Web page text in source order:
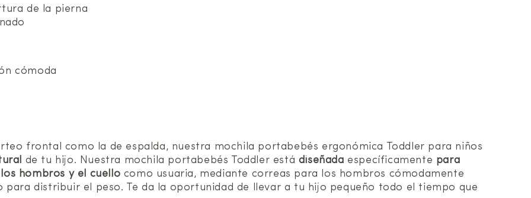
de la pierna
cómoda
frontal como la de espalda, nuestra mochila portabebés ergonómica Toddler para niños
de tu hijo. Nuestra mochila portabebés Toddler está diseñada específicamente para
hombros y el cuello como usuaria, mediante correas para los hombros cómodamente
para distribuir el peso. Te da la oportunidad de llevar a tu hijo pequeño todo el tiempo que